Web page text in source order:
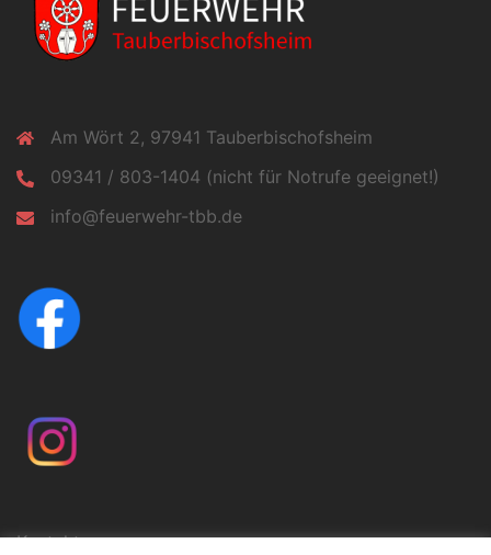
Am Wört 2, 97941 Tauberbischofsheim
09341 / 803-1404 (nicht für Notrufe geeignet!)
info@feuerwehr-tbb.de
Kontakt